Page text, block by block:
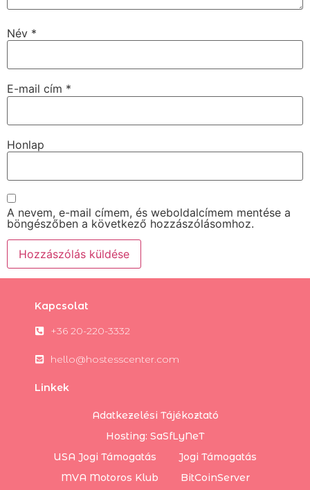
Név *
E-mail cím *
Honlap
A nevem, e-mail címem, és weboldalcímem mentése a
böngészőben a következő hozzászólásomhoz.
Kapcsolat
+36 20-220-3332
hello@hostesscenter.com
Linkek
Adatkezelési Tájékoztató
Hosting: SaSfLyNeT
USA Jogi Támogatás
Jogi Támogatás
MVA Motoros Klub
BitCoinServer